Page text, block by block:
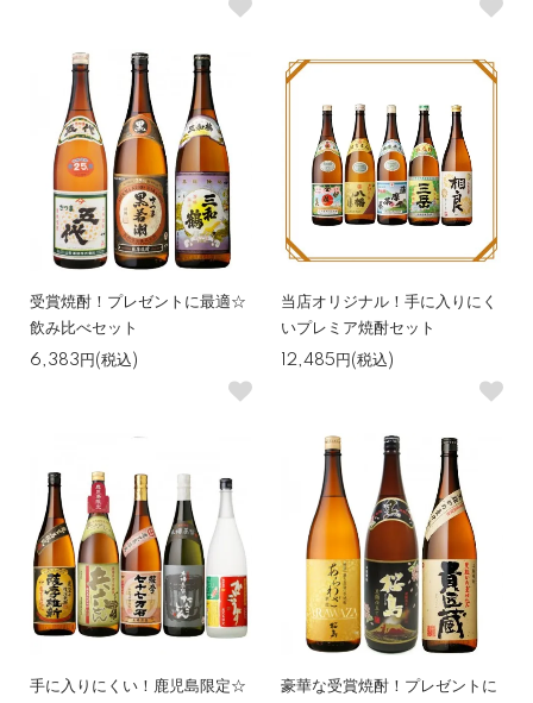
受賞焼酎！プレゼントに最適☆
飲み比べセット
6,383円(税込)
当店オリジナル！手に入りにく
いプレミア焼酎セット
12,485円(税込)
手に入りにくい！鹿児島限定☆
豪華な受賞焼酎！プレゼントに